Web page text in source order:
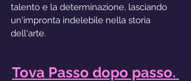
talento e la determinazione, lasciando
un'impronta indelebile nella storia
dell'arte.
Tova Passo dopo passo.